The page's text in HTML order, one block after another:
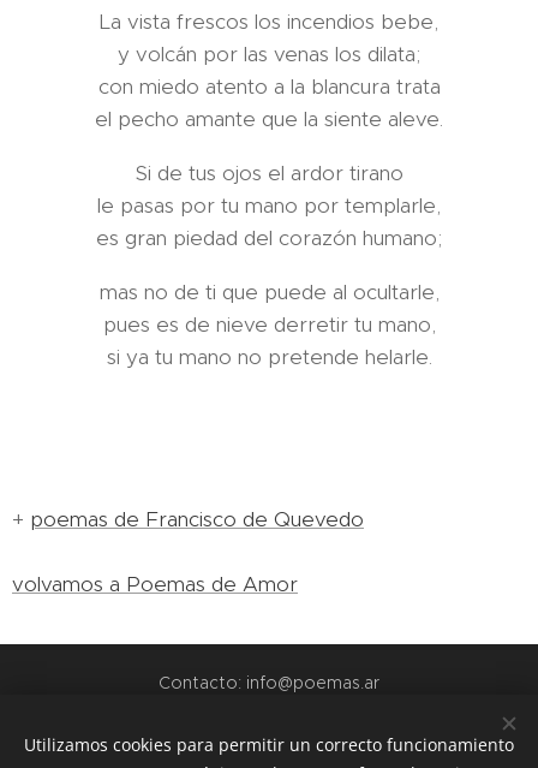
La vista frescos los incendios bebe,
y volcán por las venas los dilata;
con miedo atento a la blancura trata
el pecho amante que la siente aleve.
Si de tus ojos el ardor tirano
le pasas por tu mano por templarle,
es gran piedad del corazón humano;
mas no de ti que puede al ocultarle,
pues es de nieve derretir tu mano,
si ya tu mano no pretende helarle.
+ poemas de Francisco de Quevedo
volvamos a Poemas de Amor
Contacto: info@poemas.ar
Utilizamos cookies para permitir un correcto funcionamiento